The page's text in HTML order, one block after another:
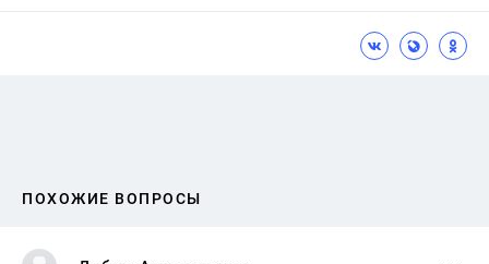
ПОХОЖИЕ ВОПРОСЫ